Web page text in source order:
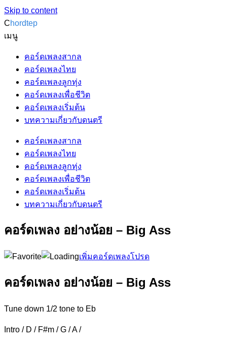
Skip to content
Chordtep
เมนู
คอร์ดเพลงสากล
คอร์ดเพลงไทย
คอร์ดเพลงลูกทุ่ง
คอร์ดเพลงเพื่อชีวิต
คอร์ดเพลงเริ่มต้น
บทความเกี่ยวกับดนตรี
คอร์ดเพลงสากล
คอร์ดเพลงไทย
คอร์ดเพลงลูกทุ่ง
คอร์ดเพลงเพื่อชีวิต
คอร์ดเพลงเริ่มต้น
บทความเกี่ยวกับดนตรี
คอร์ดเพลง อย่างน้อย – Big Ass
เพิ่มคอร์ดเพลงโปรด
คอร์ดเพลง อย่างน้อย – Big Ass
Tune down 1/2 tone to Eb
Intro / D / F#m / G / A /